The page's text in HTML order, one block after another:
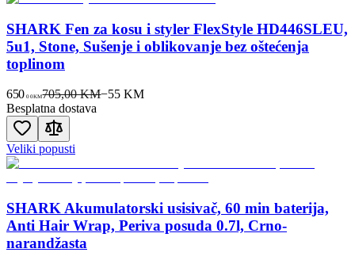
SHARK Fen za kosu i styler FlexStyle HD446SLEU,
5u1, Stone, Sušenje i oblikovanje bez oštećenja
toplinom
650 00KM705,00 KM−55 KM
Besplatna dostava
Veliki popusti
SHARK Akumulatorski usisivač, 60 min baterija,
Anti Hair Wrap, Periva posuda 0.7l, Crno-
narandžasta